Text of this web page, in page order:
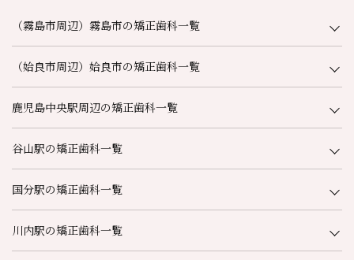
（霧島市周辺）霧島市の矯正歯科一覧
（姶良市周辺）姶良市の矯正歯科一覧
鹿児島中央駅周辺の矯正歯科一覧
谷山駅の矯正歯科一覧
国分駅の矯正歯科一覧
川内駅の矯正歯科一覧